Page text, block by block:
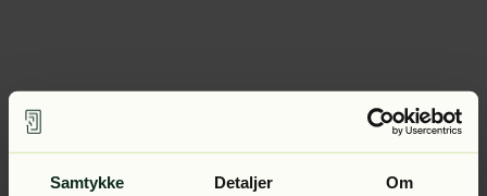
Samtykke Detaljer Om